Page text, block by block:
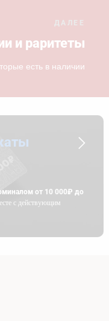
ДАЛЕЕ
и раритеты
есть в наличии
от 10 000₽ до
с действующим